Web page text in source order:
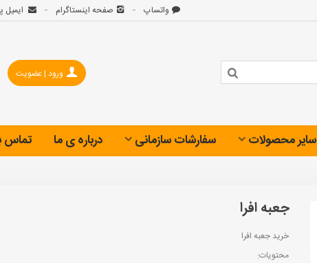
واتساپ صفحه اینستاگرام ایمیل
ورود | عضویت
سایر محصولات سفارشات سازمانی درباره ی ما تماس
جعبه افرا
خرید جعبه افرا
محتویات: